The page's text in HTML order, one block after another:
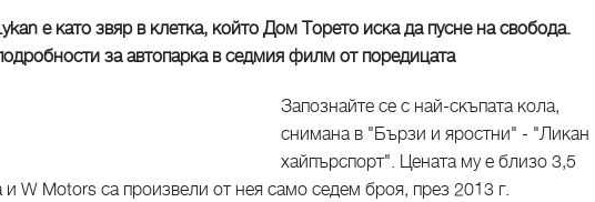
е като звяр в клетка, който Дом Торето иска да пусне на свобода.
за автопарка в седмия филм от поредицата
Запознайте се с най-скъпата кола,
снимана в "Бързи и яростни" - "Ликан
хайпърспорт". Цената му е близо 3,5
W Motors са произвели от нея само седем броя, през 2013 г.